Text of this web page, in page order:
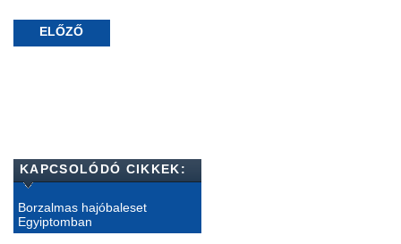
ELŐZŐ
KAPCSOLÓDÓ CIKKEK:
Borzalmas hajóbaleset
Egyiptomban